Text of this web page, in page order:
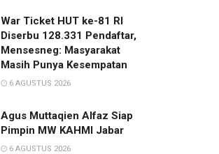
War Ticket HUT ke-81 RI
Diserbu 128.331 Pendaftar,
Mensesneg: Masyarakat
Masih Punya Kesempatan
6 AGUSTUS 2026
Agus Muttaqien Alfaz Siap
Pimpin MW KAHMI Jabar
6 AGUSTUS 2026